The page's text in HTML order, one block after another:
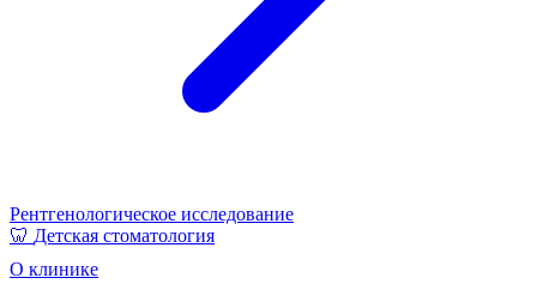
Рентгенологическое исследование
🦷 Детская стоматология
О клинике